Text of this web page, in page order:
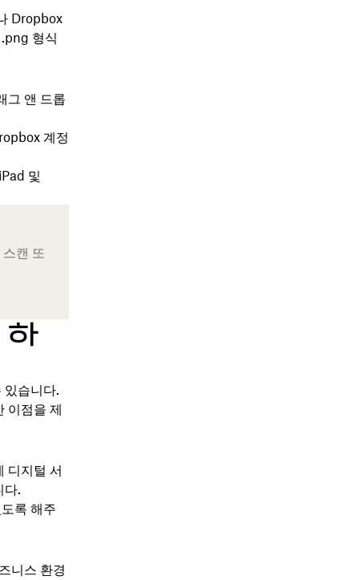
Dropbox
형식
그 앤 드롭
계정
및
캔 또
하
있습니다.
이점을 제
디지털 서
다.
록 해주
니스 환경